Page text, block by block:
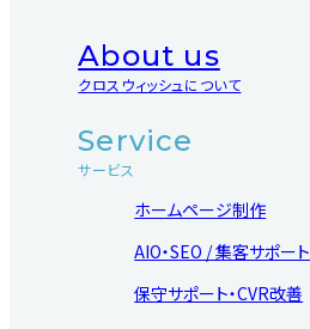
About us
クロスウィッシュについて
Service
サービス
ホームページ制作
AIO・SEO / 集客サポート
保守サポート・CVR改善